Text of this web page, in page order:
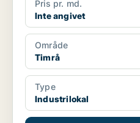
Pris pr. md.
Inte angivet
Område
Timrå
Type
Industrilokal